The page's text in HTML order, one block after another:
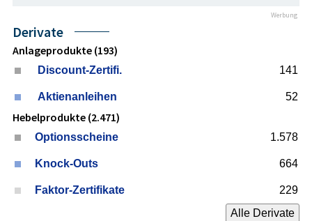
Werbung
Derivate
Anlageprodukte (193)
Discount-Zertifi. 141
Aktienanleihen 52
Hebelprodukte (2.471)
Optionsscheine 1.578
Knock-Outs 664
Faktor-Zertifikate 229